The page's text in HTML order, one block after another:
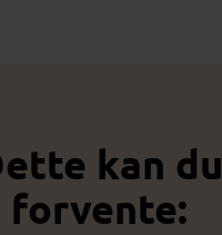
kan du
forvente: